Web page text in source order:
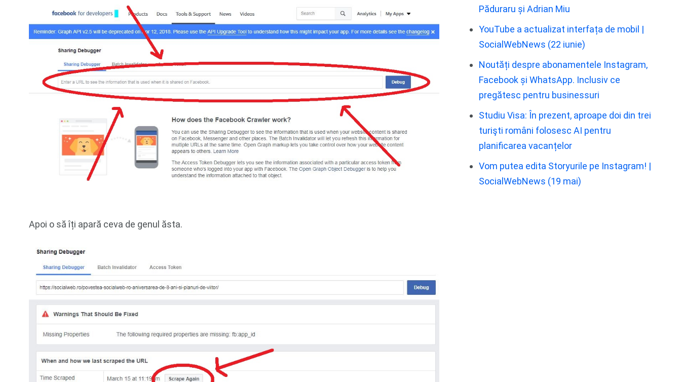
Apoi o să îți apară ceva de genul ăsta.
Păduraru și Adrian Miu
YouTube a actualizat interfața de mobil |
SocialWebNews (22 iunie)
Noutăți despre abonamentele Instagram,
Facebook și WhatsApp. Inclusiv ce
pregătesc pentru businessuri
Studiu Visa: În prezent, aproape doi din trei
turişti români folosesc AI pentru
planificarea vacanțelor
Vom putea edita Storyurile pe Instagram! |
SocialWebNews (19 mai)